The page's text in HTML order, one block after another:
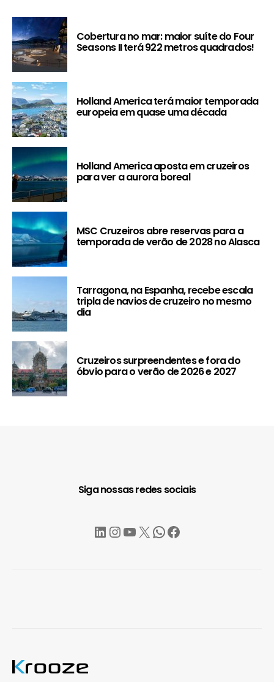
Cobertura no mar: maior suíte do Four
Seasons II terá 922 metros quadrados!
Holland America terá maior temporada
europeia em quase uma década
Holland America aposta em cruzeiros
para ver a aurora boreal
MSC Cruzeiros abre reservas para a
temporada de verão de 2028 no Alasca
Tarragona, na Espanha, recebe escala
tripla de navios de cruzeiro no mesmo
dia
Cruzeiros surpreendentes e fora do
óbvio para o verão de 2026 e 2027
Siga nossas redes sociais
LinkedIn
Instagram
YouTube
X WhatsApp
Facebook